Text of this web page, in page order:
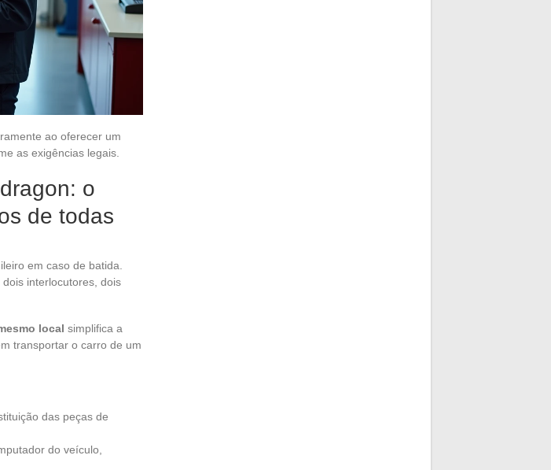
ao oferecer um
as exigências legais.
o
de todas
em caso de batida.
interlocutores, dois
local simplifica a
transportar o carro de um
das peças de
do veículo,